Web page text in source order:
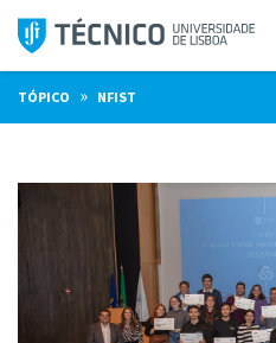
Saltar
para
o
conteúdo
TÓPICO » NFIST